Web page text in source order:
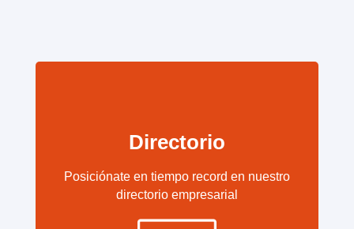
Directorio
Posiciónate en tiempo record en nuestro
directorio empresarial